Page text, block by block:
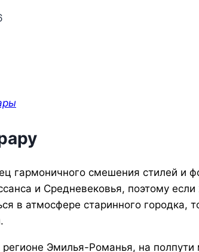
гармоничного смешения стилей и
и Средневековья, поэтому если
в атмосфере старинного городка,
Эмилья-Романья, на